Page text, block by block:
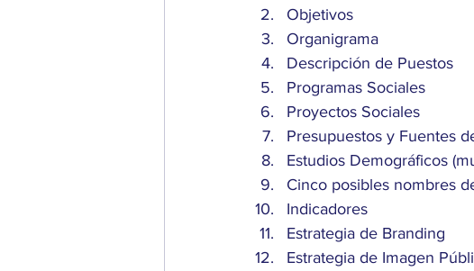
Objetivos
Organigrama
Descripción de Puestos
Programas Sociales
Proyectos Sociales
Presupuestos y Fuentes
Estudios Demográficos
Cinco posibles nombres
Indicadores
Estrategia de Branding
Estrategia de Imagen